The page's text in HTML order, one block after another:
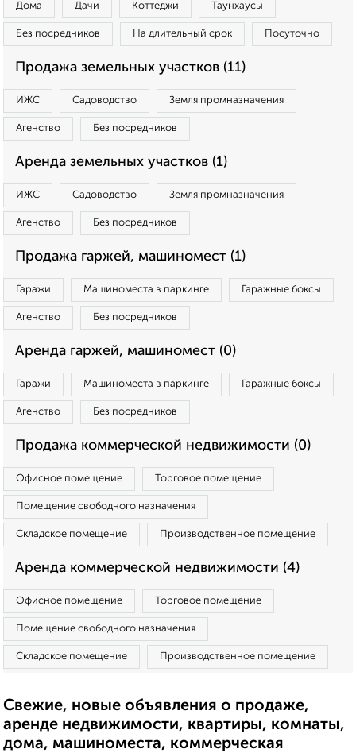
Дома Дачи Коттеджи Таунхаусы
Без посредников На длительный срок Посуточно
Продажа земельных участков (11)
ИЖС Садоводство Земля промназначения
Агенство Без посредников
Аренда земельных участков (1)
ИЖС Садоводство Земля промназначения
Агенство Без посредников
Продажа гаржей, машиномест (1)
Гаражи Машиноместа в паркинге Гаражные боксы
Агенство Без посредников
Аренда гаржей, машиномест (0)
Гаражи Машиноместа в паркинге Гаражные боксы
Агенство Без посредников
Продажа коммерческой недвижимости (0)
Офисное помещение Торговое помещение
Помещение свободного назначения
Складское помещение Производственное помещение
Аренда коммерческой недвижимости (4)
Офисное помещение Торговое помещение
Помещение свободного назначения
Складское помещение Производственное помещение
Свежие, новые объявления о продаже,
аренде недвижимости, квартиры, комнаты,
дома, машиноместа, коммерческая